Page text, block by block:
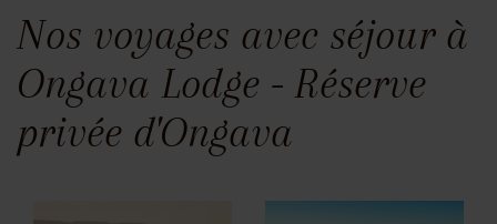
Nos voyages avec séjour à
Ongava Lodge - Réserve
privée d'Ongava